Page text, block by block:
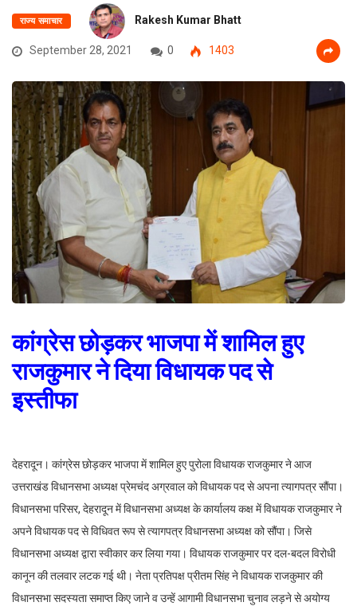
राज्य समाचार Rakesh Kumar Bhatt
September 28, 2021 0 1403
कांग्रेस छोड़कर भाजपा में शामिल हुए
राजकुमार ने दिया विधायक पद से
इस्तीफा
देहरादून। कांग्रेस छोड़कर भाजपा में शामिल हुए पुरोला विधायक राजकुमार ने आज
उत्तराखंड विधानसभा अध्यक्ष प्रेमचंद अग्रवाल को विधायक पद से अपना त्यागपत्र सौंपा।
विधानसभा परिसर, देहरादून में विधानसभा अध्यक्ष के कार्यालय कक्ष में विधायक राजकुमार ने
अपने विधायक पद से विधिवत रूप से त्यागपत्र विधानसभा अध्यक्ष को सौंपा। जिसे
विधानसभा अध्यक्ष द्वारा स्वीकार कर लिया गया। विधायक राजकुमार पर दल-बदल विरोधी
कानून की तलवार लटक गई थी। नेता प्रतिपक्ष प्रीतम सिंह ने विधायक राजकुमार की
विधानसभा सदस्यता समाप्त किए जाने व उन्हें आगामी विधानसभा चुनाव लड़ने से अयोग्य